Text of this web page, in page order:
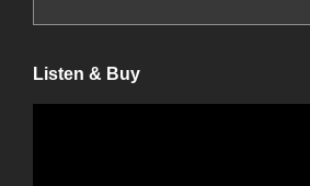
Listen & Buy